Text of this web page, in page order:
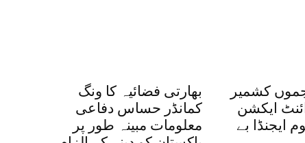
بھارتی فضائیہ کا ونگ
کمانڈر حساس دفاعی
معلومات مبینہ طور پر
کشمیر
ایکشن
ایجنڈا بے